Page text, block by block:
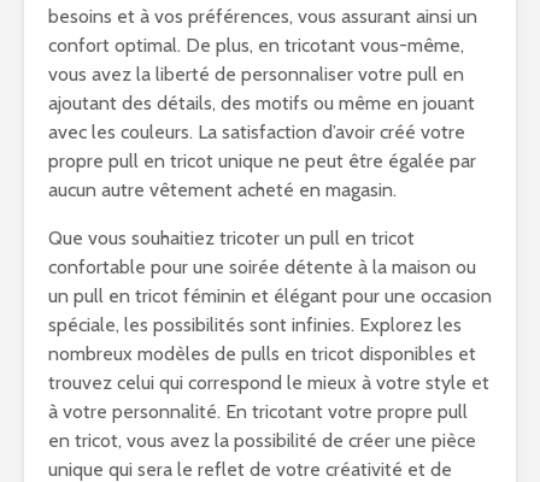
besoins et à vos préférences, vous assurant ainsi un
confort optimal. De plus, en tricotant vous-même,
vous avez la liberté de personnaliser votre pull en
ajoutant des détails, des motifs ou même en jouant
avec les couleurs. La satisfaction d’avoir créé votre
propre pull en tricot unique ne peut être égalée par
aucun autre vêtement acheté en magasin.
Que vous souhaitiez tricoter un pull en tricot
confortable pour une soirée détente à la maison ou
un pull en tricot féminin et élégant pour une occasion
spéciale, les possibilités sont infinies. Explorez les
nombreux modèles de pulls en tricot disponibles et
trouvez celui qui correspond le mieux à votre style et
à votre personnalité. En tricotant votre propre pull
en tricot, vous avez la possibilité de créer une pièce
unique qui sera le reflet de votre créativité et de